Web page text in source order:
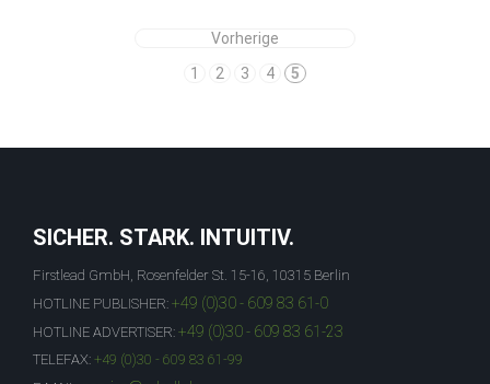
Vorherige
1
2 3 4 5
SICHER. STARK. INTUITIV.
Firstlead GmbH, Rosenfelder St. 15-16, 10315 Berlin
HOTLINE PUBLISHER: +49 (0)30 - 609 83 61-0
HOTLINE ADVERTISER: +49 (0)30 - 609 83 61-23
TELEFAX: +49 (0)30 - 609 83 61-99